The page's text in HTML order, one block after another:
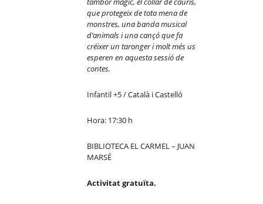
que protegeix de tota mena de
monstres, una banda musical
d’animals i una cançóque fa
créixer un taronger i molt més us
esperen en aquesta sessióde
contes.
Infantil +5 / Català i Castelló
Hora: 17:30 h
BIBLIOTECA EL CARMEL – JUAN
MARSÉ
Activitat gratuïta.